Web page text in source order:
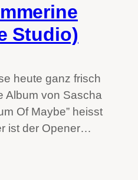
Studio)
heute ganz frisch
Album von Sascha
Of Maybe” heisst
ist der Opener…